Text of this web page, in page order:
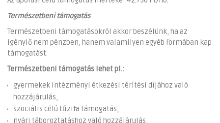
Természetbeni támogatás
Természetbeni támogatásokról akkor beszélünk, ha az
igénylő nem pénzben, hanem valamilyen egyéb formában kap
támogatást.
Természetbeni támogatás lehet pl.:
gyermekek intézményi étkezési térítési díjához való
hozzájárulás,
szociális célú tűzifa támogatás,
nyári táboroztatáshoz való hozzájárulás,